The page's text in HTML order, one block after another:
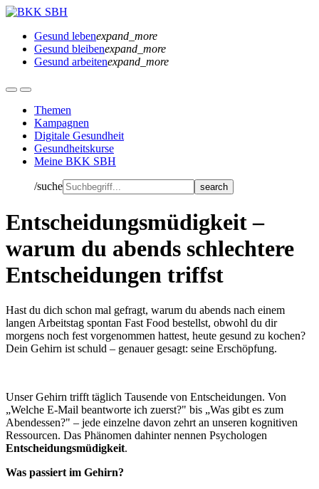
Gesund lebenexpand_more
Gesund bleibenexpand_more
Gesund arbeitenexpand_more
Themen
Kampagnen
Digitale Gesundheit
Gesundheitskurse
Meine BKK SBH
/suche
Entscheidungsmüdigkeit –
warum du abends schlechtere
Entscheidungen triffst
Hast du dich schon mal gefragt, warum du abends nach einem
langen Arbeitstag spontan Fast Food bestellst, obwohl du dir
morgens noch fest vorgenommen hattest, heute gesund zu kochen?
Dein Gehirn ist schuld – genauer gesagt: seine Erschöpfung.
Unser Gehirn trifft täglich Tausende von Entscheidungen. Von
„Welche E-Mail beantworte ich zuerst?" bis „Was gibt es zum
Abendessen?" – jede einzelne davon zehrt an unseren kognitiven
Ressourcen. Das Phänomen dahinter nennen Psychologen
Entscheidungsmüdigkeit.
Was passiert im Gehirn?